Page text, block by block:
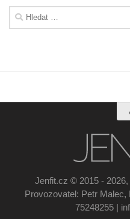
Vyhledávání
Jenfit.cz © 2015 -
Provozovatel: Petr
75248255 |